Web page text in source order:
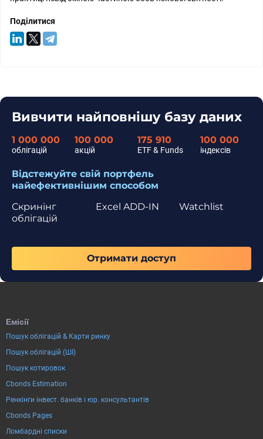
Поділитися
Вивчити найповнішу базу даних
1 000 000
облігацій
100 000
акцій
175 910
ETF & Funds
100 000
індексів
Відстежуйте свій портфель
найефективнішим способом
Скринінг
облігацій
Watchlist
Excel ADD-IN
Отримати доступ
Емісії
Пошук облігацій & Карти ринку
Пошук облігацій (ШІ)
Пошук котировок
Cbonds Estimation
Ренкінги інвест. банків і юр. консультантів
Cbonds Pages
Ломбардні списки